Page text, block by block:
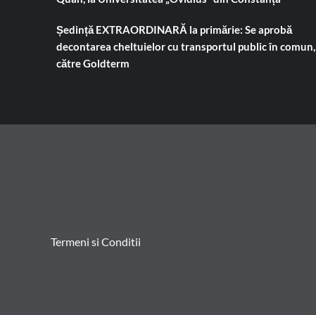
Ședință EXTRAORDINARĂ la primărie: Se aprobă
decontarea cheltuielor cu transportul public în comun,
către Goldterm
Termeni si Conditii